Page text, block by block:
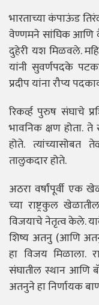
भारताच्या कंपाऊंड
वेण्णमने सांघिक आणि
दुहेरी यश मिळवले.
यांनी सुवर्णपदके
प्रदीप यांना रौप्य
रिकर्व्ह पुरुष संघाचे
भावनिक क्षण होता.
होते.
तालुकदार होते.
अठरा वर्षांपूर्वी एक
च्या राष्ट्रकुल
विजयाचे नेतृत्व केले.
शिष्य अतनु (आणि
हा विजय मिळाला.
संघातील स्थान आणि
अतनुने हा निर्णायक